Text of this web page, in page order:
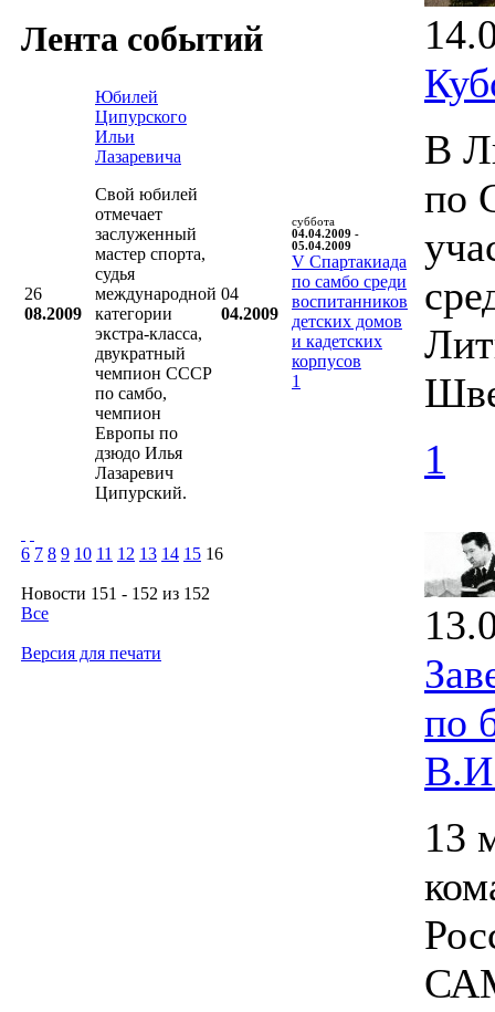
Лента событий
26
08.2009
Юбилей
Ципурского
Ильи
Лазаревича
Свой юбилей
отмечает
заслуженный
мастер спорта,
судья
международной
категории
экстра-класса,
двукратный
чемпион СССР
по самбо,
чемпион
Европы по
дзюдо Илья
Лазаревич
Ципурский.
04
04.2009
суббота
04.04.2009 -
05.04.2009
V Cпартакиада
по самбо среди
воспитанников
детских домов
и кадетских
корпусов
1
6 7 8 9 10 11 12 13 14 15 16
Новости 151 - 152 из 152
Все
Версия для печати
В
по
1
по
13